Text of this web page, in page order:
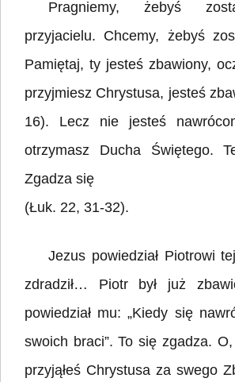
Pragniemy, żebyś
przyjacielu. Chcemy, żebyś
Pamiętaj, ty jesteś zbawiony,
przyjmiesz Chrystusa, jesteś
16). Lecz nie jesteś
otrzymasz Ducha Świętego.
Zgadza się
(Łuk. 22, 31-32).
Jezus powiedział Piotrowi
zdradził… Piotr był już
powiedział mu: „Kiedy się
swoich braci”. To się zgadza.
przyjąłeś Chrystusa za swego